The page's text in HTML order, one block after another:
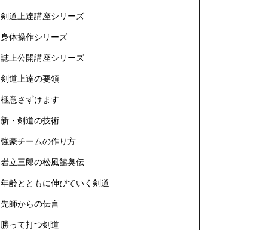
剣道上達講座シリーズ
身体操作シリーズ
誌上公開講座シリーズ
剣道上達の要領
極意さずけます
新・剣道の技術
強豪チームの作り方
岩立三郎の松風館奥伝
年齢とともに伸びていく剣道
先師からの伝言
勝って打つ剣道